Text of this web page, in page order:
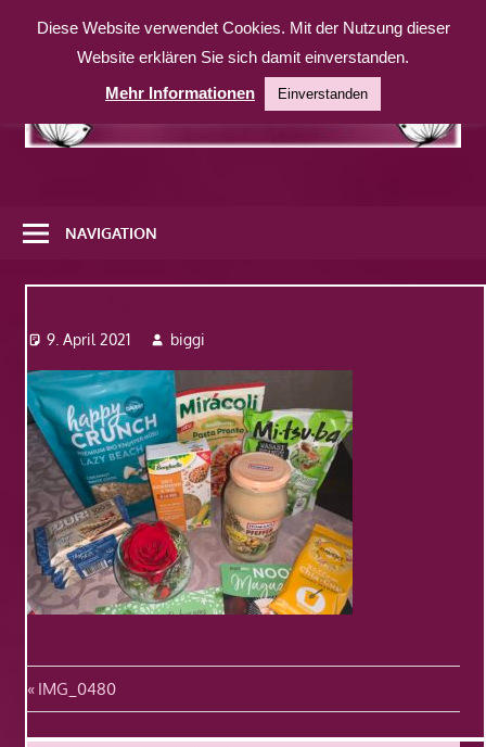
Inhalt
weitere
Website
NAVIGATION
9. April 2021 biggi
Beitragsnavigation
Vorheriger
Beitrag:
IMG_0480
Diese Website verwendet Cookies. Mit der Nutzung dieser
Website erklären Sie sich damit einverstanden.
Mehr Informationen
Einverstanden